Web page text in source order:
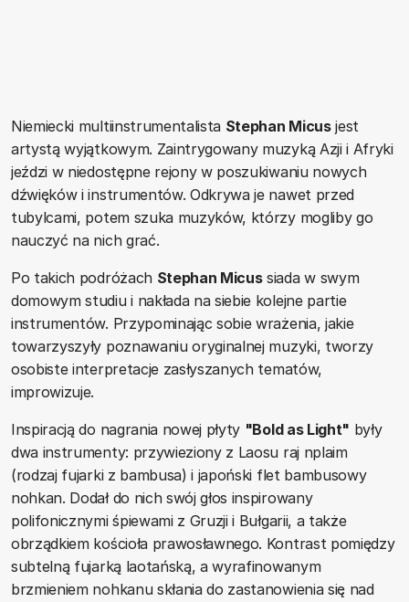
Niemiecki multiinstrumentalista Stephan Micusjest
artystą wyjątkowym. Zaintrygowany muzyką Azji i Afryki
jeździ w niedostępne rejony w poszukiwaniu nowych
dźwięków i instrumentów. Odkrywa je nawet przed
tubylcami, potem szuka muzyków, którzy mogliby go
nauczyć na nich grać.
Po takich podróżach Stephan Micussiada w swym
domowym studiu i nakłada na siebie kolejne partie
instrumentów. Przypominając sobie wrażenia, jakie
towarzyszyły poznawaniu oryginalnej muzyki, tworzy
osobiste interpretacje zasłyszanych tematów,
improwizuje.
Inspiracją do nagrania nowej płyty "Bold as Light" były
dwa instrumenty: przywieziony z Laosu raj nplaim
(rodzaj fujarki z bambusa) i japoński flet bambusowy
nohkan. Dodał do nich swój głos inspirowany
polifonicznymi śpiewami z Gruzji i Bułgarii, a także
obrządkiem kościoła prawosławnego. Kontrast pomiędzy
subtelną fujarką laotańską, a wyrafinowanym
brzmieniem nohkanu skłania do zastanowienia się nad